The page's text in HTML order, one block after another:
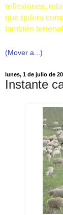
reflexiones,
que quiera
también
lunes, 1 de julio de
Instante